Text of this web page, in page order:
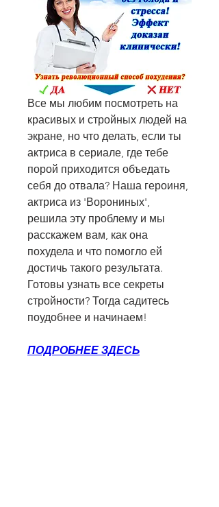
Все мы любим посмотреть на
красивых и стройных людей на
экране, но что делать, если ты
актриса в сериале, где тебе
порой приходится объедать
себя до отвала? Наша героиня,
актриса из 'Ворониных',
решила эту проблему и мы
расскажем вам, как она
похудела и что помогло ей
достичь такого результата.
Готовы узнать все секреты
стройности? Тогда садитесь
поудобнее и начинаем!
ПОДРОБНЕЕ ЗДЕСЬ